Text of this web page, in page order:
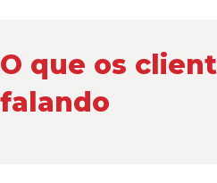
O que os
falando